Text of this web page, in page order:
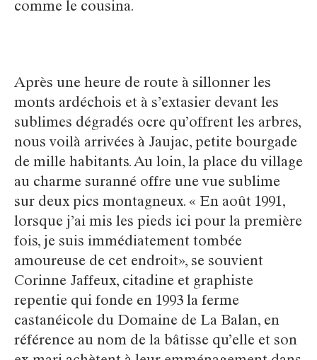
comme le cousina.
Après une heure de route à sillonner les
monts ardéchois et à s’extasier devant les
sublimes dégradés ocre qu’offrent les arbres,
nous voilà arrivées à Jaujac, petite bourgade
de mille habitants. Au loin, la place du village
au charme suranné offre une vue sublime
sur deux pics montagneux. « En août 1991,
lorsque j’ai mis les pieds ici pour la première
fois, je suis immédiatement tombée
amoureuse de cet endroit», se souvient
Corinne Jaffeux, citadine et graphiste
repentie qui fonde en 1993 la ferme
castanéicole du Domaine de La Balan, en
référence au nom de la bâtisse qu’elle et son